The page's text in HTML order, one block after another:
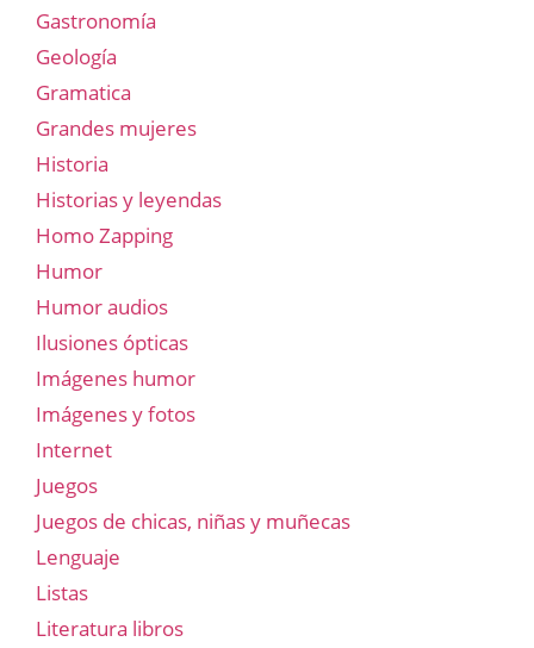
Gastronomía
Geología
Gramatica
Grandes mujeres
Historia
Historias y leyendas
Homo Zapping
Humor
Humor audios
Ilusiones ópticas
Imágenes humor
Imágenes y fotos
Internet
Juegos
Juegos de chicas, niñas y muñecas
Lenguaje
Listas
Literatura libros